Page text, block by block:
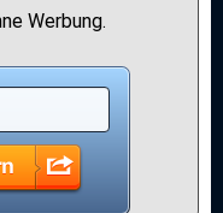
Werbung.